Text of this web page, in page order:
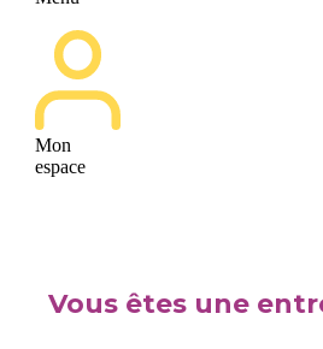
Mon
espace
Vous êtes une